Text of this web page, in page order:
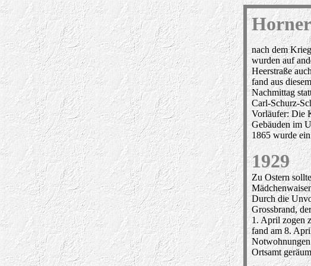
nach dem
wurden auf
Heerstraße
fand aus
Nachmittag
Carl-Schurz-
Vorläufer: Die
Gebäuden im
1865 wurde
1929
Zu Ostern
Durch die
Grossbrand,
1. April zogen
fand am 8.
Ortsamt